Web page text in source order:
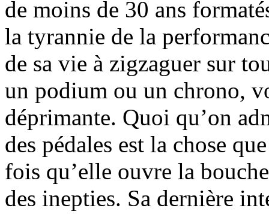
de moins de 30 ans
la tyrannie de la
de sa vie à zigzaguer sur
un podium ou un chrono,
déprimante. Quoi qu’on
des pédales est la chose
fois qu’elle ouvre la
des inepties. Sa dernière